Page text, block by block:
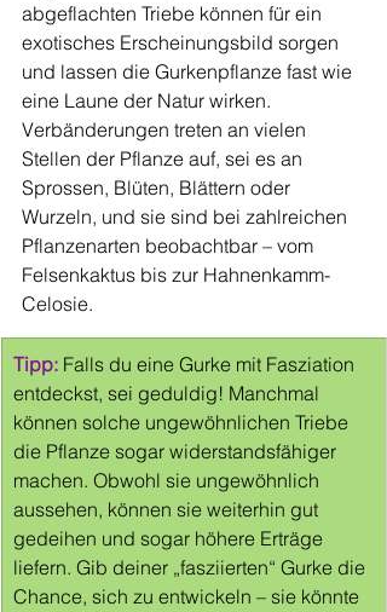
abgeflachten Triebe können für ein
exotisches Erscheinungsbild sorgen
und lassen die Gurkenpflanze fast wie
eine Laune der Natur wirken.
Verbänderungen treten an vielen
Stellen der Pflanze auf, sei es an
Sprossen, Blüten, Blättern oder
Wurzeln, und sie sind bei zahlreichen
Pflanzenarten beobachtbar – vom
Felsenkaktus bis zur Hahnenkamm-
Celosie.
Tipp: Falls du eine Gurke mit Fasziation
entdeckst, sei geduldig! Manchmal
können solche ungewöhnlichen Triebe
die Pflanze sogar widerstandsfähiger
machen. Obwohl sie ungewöhnlich
aussehen, können sie weiterhin gut
gedeihen und sogar höhere Erträge
liefern. Gib deiner „fasziierten“ Gurke die
Chance, sich zu entwickeln – sie könnte